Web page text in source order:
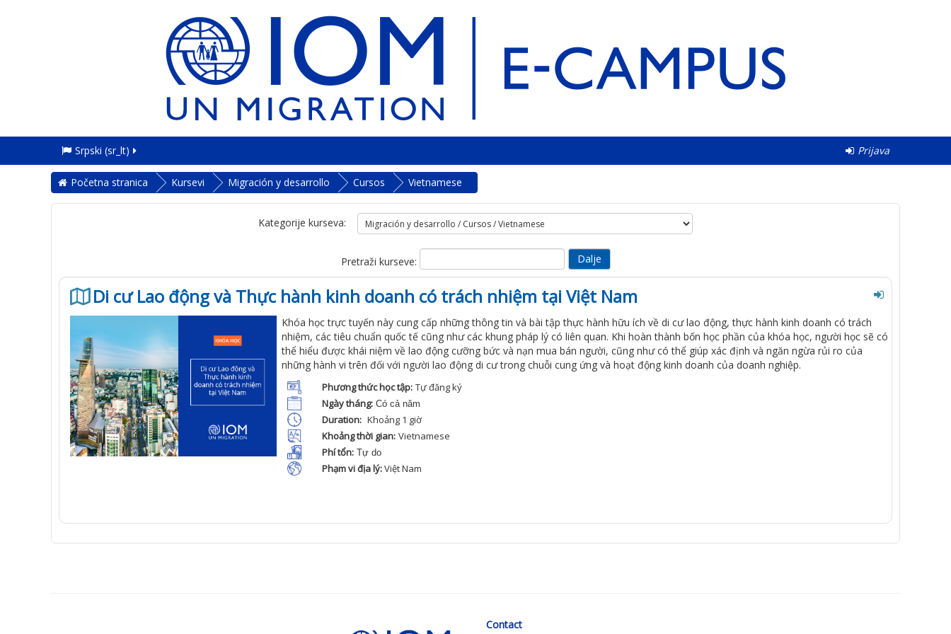
Prijava
Srpski ‎(sr_lt)‎
Početna stranica Kursevi Migración y desarrollo Cursos Vietnamese
Kategorije kurseva:
Pretraži kurseve:
Di cư Lao động và Thực hành kinh doanh có trách nhiệm tại Việt Nam
Khóa học trực tuyến này cung cấp những thôngtin và bài tập thực hành hữu ích về di cư lao động,thực hành kinh doanh có trách
nhiệm, cáctiêu chuẩn quốc tế cũng như các khung pháp lý có liên quan. Khi hoàn thành bốn học phần của khóa học, người học sẽ có
thể hiểu được khái niệm về lao động cưỡng bức và nạn mua bán người, cũng như có thể giúp xác định và ngăn ngừa rủi ro của
những hành vitrên đối với người lao động di cư trong chuỗi cung ứng và hoạt động kinh doanh của doanh nghiệp.
Phương thức học tập: Tựđăngký
Ngày tháng: Có cả năm
Duration: Khoảng 1 giờ
Khoảng thời gian: Vietnamese
Phí tổn: Tự do
Phạm vi địa lý:ViệtNam
Contact